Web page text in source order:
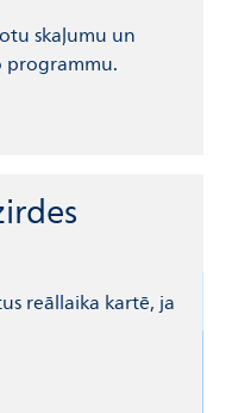
skaļumu un
programmu.
reāllaika kartē, ja